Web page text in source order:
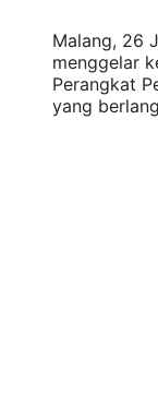
Malang, 26
menggelar
Perangkat
yang